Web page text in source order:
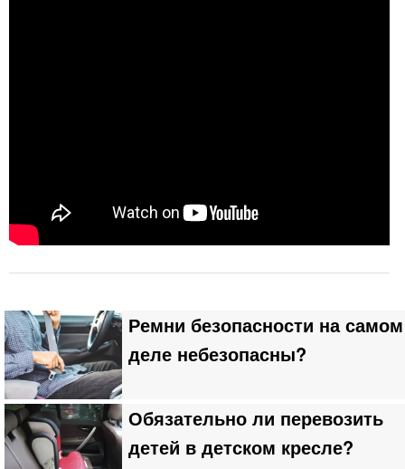
Ремни безопасности на самом
деле небезопасны?
Обязательно ли перевозить
детей в детском кресле?